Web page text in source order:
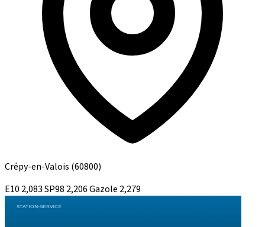
Crépy-en-Valois (60800)
E10 2,083SP98 2,206Gazole 2,279